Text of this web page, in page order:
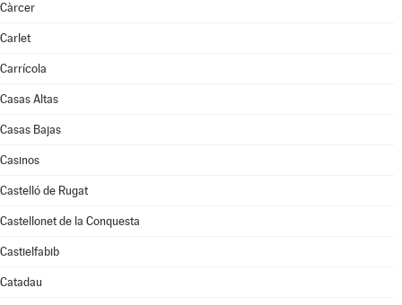
Càrcer
Carlet
Carrícola
Casas Altas
Casas Bajas
Casinos
Castelló de Rugat
Castellonet de la Conquesta
Castielfabib
Catadau